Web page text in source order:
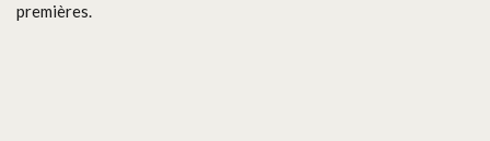
premières.